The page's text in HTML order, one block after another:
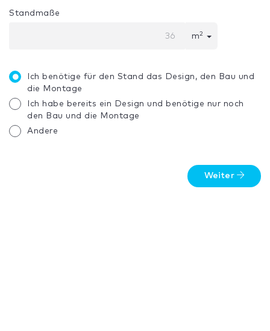
Standmaße
m2
Ich benötige für den Stand das Design, den Bau und
die Montage
Ich habe bereits ein Design und benötige nur noch
den Bau und die Montage
Andere
Weiter